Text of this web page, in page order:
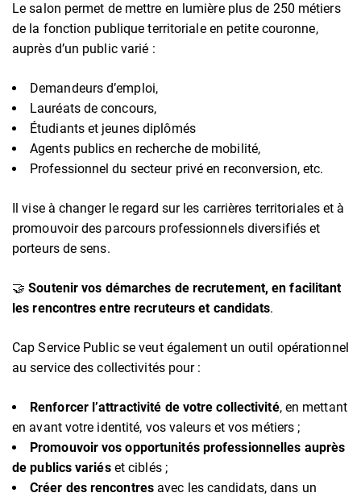
Le salon permet de mettre en lumière plus de 250 métiers
de la fonction publique territoriale en petite couronne,
auprès d’un public varié :
Demandeurs d’emploi,
Lauréats de concours,
Étudiants et jeunes diplômés
Agents publics en recherche de mobilité,
Professionnel du secteur privé en reconversion, etc.
Il vise à changer le regard sur les carrières territoriales et à
promouvoir des parcours professionnels diversifiés et
porteurs de sens.
🤝Soutenir vos démarches de recrutement, en facilitant
les rencontres entre recruteurs et candidats.
Cap Service Public se veut également un outil opérationnel
au service des collectivités pour :
Renforcer l’attractivité de votre collectivité, en mettant
en avant votre identité, vos valeurs et vos métiers ;
Promouvoir vos opportunités professionnelles auprès
de publics variéset ciblés ;
Créer des rencontres avec les candidats, dans un